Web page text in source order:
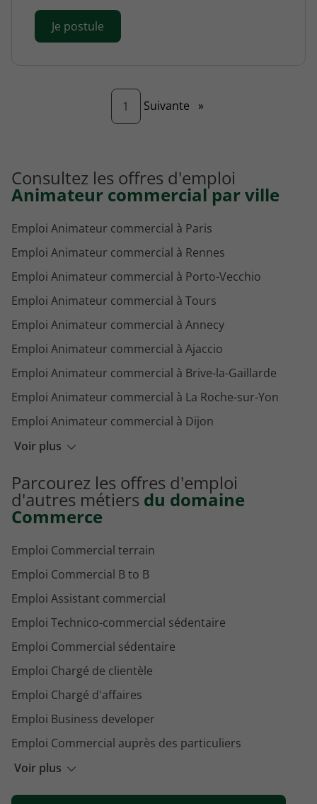
Je postule
1 Page
Suivante »
Consultez les offres d'emploi
Animateur commercial par ville
Voir plus
Emploi Animateur commercial à Paris
Emploi Animateur commercial à Rennes
Emploi Animateur commercial à Porto-Vecchio
Emploi Animateur commercial à Tours
Emploi Animateur commercial à Annecy
Emploi Animateur commercial à Ajaccio
Emploi Animateur commercial à Brive-la-Gaillarde
Emploi Animateur commercial à La Roche-sur-Yon
Emploi Animateur commercial à Dijon
Emploi Animateur commercial à Limoges
Emploi Animateur commercial à Bordeaux
Parcourez les offres d'emploi
d'autres métiers du domaine
Commerce
Voir plus
Emploi Commercial terrain
Emploi Commercial B to B
Emploi Assistant commercial
Emploi Technico-commercial sédentaire
Emploi Commercial sédentaire
Emploi Chargé de clientèle
Emploi Chargé d'affaires
Emploi Business developer
Emploi Commercial auprès des particuliers
Emploi Conseiller clientèle
Emploi Chargé de la relation client